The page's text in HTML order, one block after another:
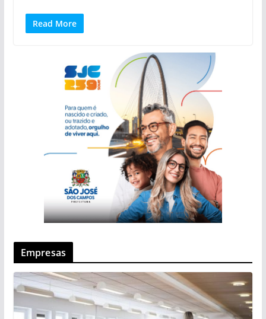
Read More
Empresas